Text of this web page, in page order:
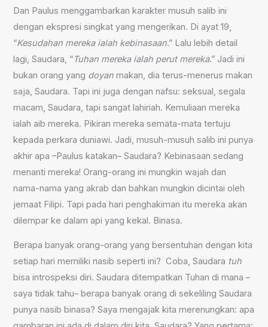
Dan Paulus menggambarkan karakter musuh salib ini
dengan ekspresi singkat yang mengerikan. Di ayat 19,
“Kesudahan mereka ialah kebinasaan.” Lalu lebih detail
lagi, Saudara, “Tuhan mereka ialah perut mereka.” Jadi ini
bukan orang yang doyanmakan, dia terus-menerus makan
saja, Saudara. Tapi ini juga dengan nafsu: seksual, segala
macam, Saudara, tapi sangat lahiriah. Kemuliaan mereka
ialah aib mereka. Pikiran mereka semata-mata tertuju
kepada perkara duniawi. Jadi, musuh-musuh salib ini punya
akhir apa –Paulus katakan– Saudara? Kebinasaan sedang
menanti mereka! Orang-orang ini mungkin wajah dan
nama-nama yang akrab dan bahkan mungkin dicintai oleh
jemaat Filipi. Tapi pada hari penghakiman itu mereka akan
dilempar ke dalam api yang kekal. Binasa.
Berapa banyak orang-orang yang bersentuhan dengan kita
setiap hari memiliki nasib seperti ini? Coba, Saudara tuh
bisa introspeksi diri. Saudara ditempatkan Tuhan di mana –
saya tidak tahu– berapa banyak orang di sekeliling Saudara
punya nasib binasa? Saya mengajak kita merenungkan: apa